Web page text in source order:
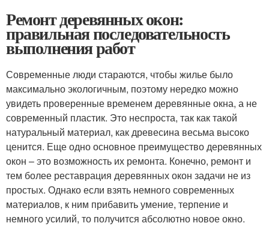
Ремонт деревянных окон:
правильная последовательность
выполнения работ
Современные люди стараются, чтобы жилье было
максимально экологичным, поэтому нередко можно
увидеть проверенные временем деревянные окна, а не
современный пластик. Это неспроста, так как такой
натуральный материал, как древесина весьма высоко
ценится. Еще одно основное преимущество деревянных
окон – это возможность их ремонта. Конечно, ремонт и
тем более реставрация деревянных окон задачи не из
простых. Однако если взять немного современных
материалов, к ним прибавить умение, терпение и
немного усилий, то получится абсолютно новое окно.